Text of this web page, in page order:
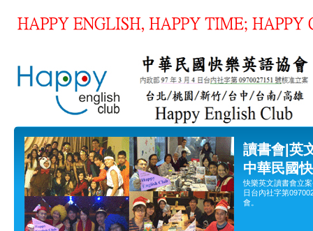
讀書會|英
中華民國
快樂英文讀書會立
日台內社字第
會。